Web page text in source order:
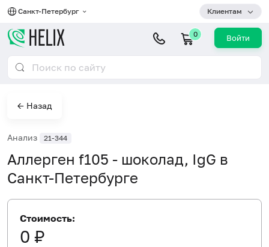
Санкт-Петербург Клиентам
0 Войти
← Назад
Анализ 21-344
Аллерген f105 - шоколад, IgG в
Санкт-Петербурге
Стоимость:
0 ₽